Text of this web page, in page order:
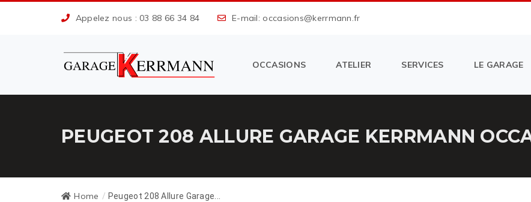
Appelez nous : 03 88 66 34 84 E-mail: occasions@kerrmann.fr
OCCASIONS ATELIER SERVICES LE GARAGE
PEUGEOT 208 ALLURE GARAGE KERRMANN
Home / Peugeot 208 Allure Garage...